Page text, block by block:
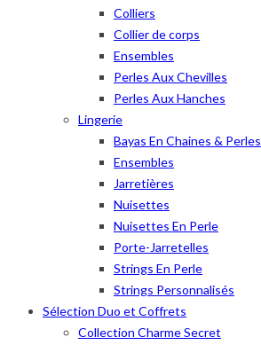
Colliers
Collier de corps
Ensembles
Perles Aux Chevilles
Perles Aux Hanches
Lingerie
Bayas En Chaines & Perles
Ensembles
Jarretières
Nuisettes
Nuisettes En Perle
Porte-Jarretelles
Strings En Perle
Strings Personnalisés
Sélection Duo et Coffrets
Collection Charme Secret